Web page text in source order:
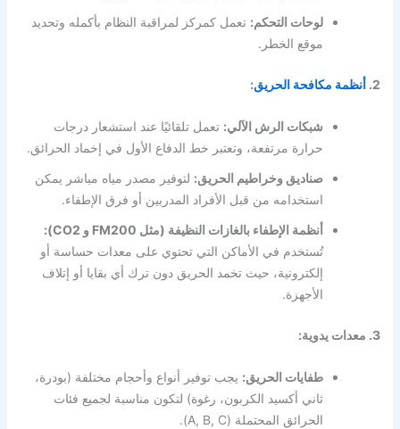
لوحات التحكم: تعمل كمركز لمراقبة النظام بأكمله وتحديد
موقع الخطر.
2. أنظمة مكافحة الحريق:
شبكات الرش الآلي: تعمل تلقائيًا عند استشعار درجات
حرارة مرتفعة، وتعتبر خط الدفاع الأول في إخماد الحرائق.
صناديق وخراطيم الحريق: لتوفير مصدر مياه مباشر يمكن
استخدامه من قبل الأفراد المدربين أو فرق الإطفاء.
أنظمة الإطفاء بالغازات النظيفة (مثل FM200 و CO2):
تُستخدم في الأماكن التي تحتوي على معدات حساسة أو
إلكترونية، حيث تخمد الحريق دون ترك أي بقايا أو إتلاف
الأجهزة.
3. معدات يدوية:
طفايات الحريق: يجب توفير أنواع وأحجام مختلفة (بودرة،
ثاني أكسيد الكربون، رغوة) لتكون مناسبة لجميع فئات
الحرائق المحتملة (A, B, C).